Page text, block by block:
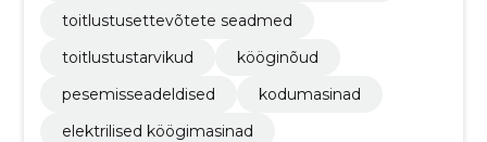
toitlustusettevõtete seadmed
toitlustustarvikud
kööginõud
pesemisseadeldised
kodumasinad
elektrilised köögimasinad